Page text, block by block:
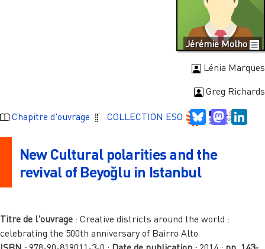
Jérémie Molho
Lénia Marques
Greg Richards
Chapitre d'ouvrage COLLECTION ESO Bluesky
New Cultural polarities and the
revival of Beyoğlu in Istanbul
Titre de l'ouvrage : Creative districts around the world :
celebrating the 500th anniversary of Bairro Alto